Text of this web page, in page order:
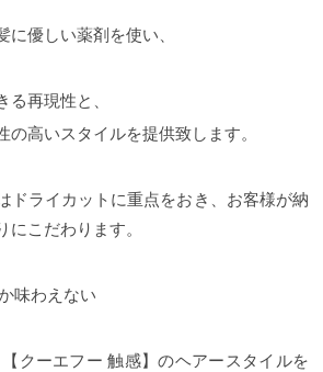
に優しい薬剤を使い、
る再現性と、
の高いスタイルを提供致します。
ドライカットに重点をおき、お客様が納
にこだわります。
味わえない
クーエフー 触感】のヘアースタイルを